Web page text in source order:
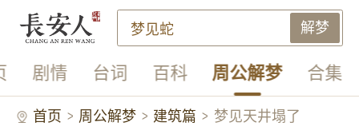
解梦
剧情 台词 百科 周公解梦 合集
首页 周公解梦 建筑篇 梦见天井塌了